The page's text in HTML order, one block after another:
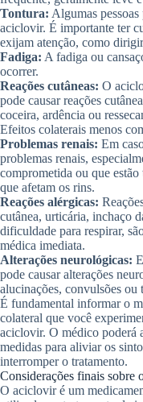
Tontura: Algumas
aciclovir. É importante ter
exijam atenção, como
Fadiga: A fadiga ou
ocorrer.
Reações cutâneas: O
pode causar reações
coceira, ardência ou
Efeitos colaterais menos
Problemas renais: Em
problemas renais,
comprometida ou que
que afetam os rins.
Reações alérgicas:
cutânea, urticária, inchaço
dificuldade para respirar,
médica imediata.
Alterações neurológicas:
pode causar alterações
alucinações, convulsões ou
É fundamental informar o
colateral que você
aciclovir. O médico poderá
medidas para aliviar os
interromper o tratamento.
Considerações finais sobre
O aciclovir é um